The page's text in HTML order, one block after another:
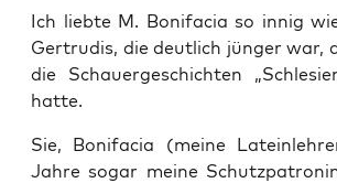
Ich lieb­te M. Boni­fa­cia so innig
Ger­tru­dis, die deut­lich jün­ger war,
die Schau­er­ge­schich­ten
hatte.
Sie, Boni­fa­cia (mei­ne
Jah­re sogar mei­ne